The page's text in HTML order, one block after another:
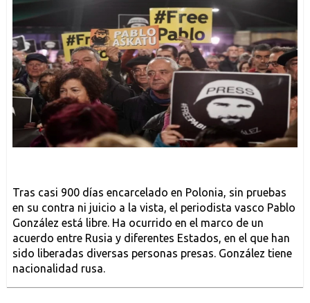
Tras casi 900 días encarcelado en Polonia, sin pruebas
en su contra ni juicio a la vista, el periodista vasco Pablo
González está libre. Ha ocurrido en el marco de un
acuerdo entre Rusia y diferentes Estados, en el que han
sido liberadas diversas personas presas. González tiene
nacionalidad rusa.